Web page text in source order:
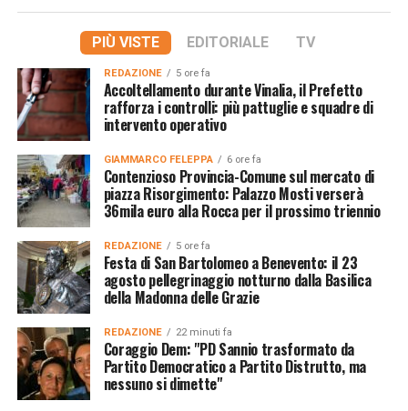
PIÙ VISTE EDITORIALE TV
REDAZIONE 5 ore fa
Accoltellamento durante Vinalia, il Prefetto
rafforza i controlli: più pattuglie e squadre di
intervento operativo
GIAMMARCO FELEPPA 6 ore fa
Contenzioso Provincia-Comune sul mercato di
piazza Risorgimento: Palazzo Mosti verserà
36mila euro alla Rocca per il prossimo triennio
REDAZIONE 5 ore fa
Festa di San Bartolomeo a Benevento: il 23
agosto pellegrinaggio notturno dalla Basilica
della Madonna delle Grazie
REDAZIONE 22 minuti fa
Coraggio Dem: "PD Sannio trasformato da
Partito Democratico a Partito Distrutto, ma
nessuno si dimette"